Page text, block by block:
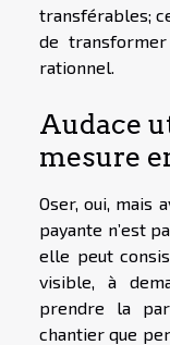
transférables;
de
rationnel.
Audace
mesure
Oser, oui, mais
payante n’est
elle peut
visible, à
prendre la
chantier que